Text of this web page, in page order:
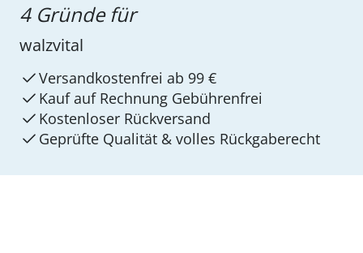
4 Gründe für
walzvital
Versandkostenfrei ab 99 €
Kauf auf Rechnung Gebührenfrei
Kostenloser Rückversand
Geprüfte Qualität & volles Rückgaberecht